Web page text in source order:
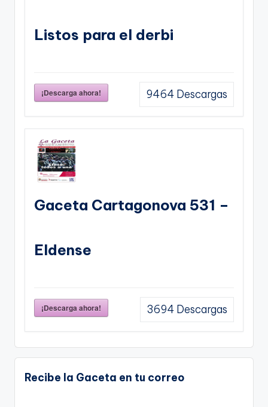
Listos para el derbi
¡Descarga ahora! 9464 Descargas
Gaceta Cartagonova 531 –
Eldense
¡Descarga ahora! 3694 Descargas
Recibe la Gaceta en tu correo